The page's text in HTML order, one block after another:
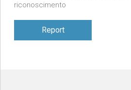
riconoscimento
Report